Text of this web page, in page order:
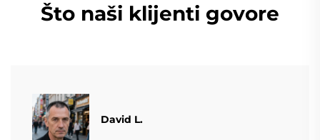
Što naši klijenti govore
David L.